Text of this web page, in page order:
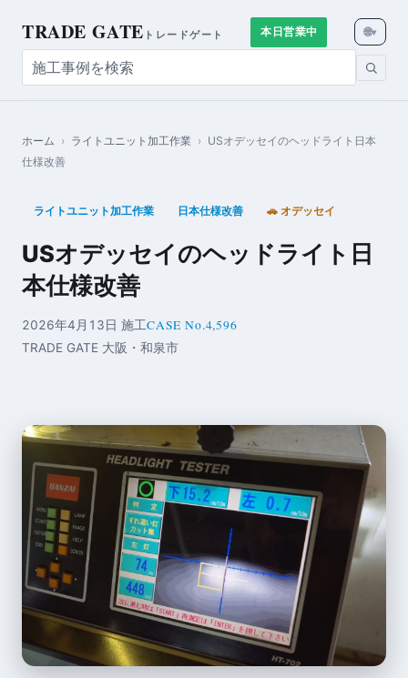
TRADE GATE トレードゲート 本日営業中 🌐▾
ホーム › ライトユニット加工作業 › USオデッセイのヘッドライト日本
仕様改善
ライトユニット加工作業 日本仕様改善 🚗 オデッセイ
USオデッセイのヘッドライト日
本仕様改善
2026年4月13日 施工CASE No.4,596
TRADE GATE 大阪・和泉市